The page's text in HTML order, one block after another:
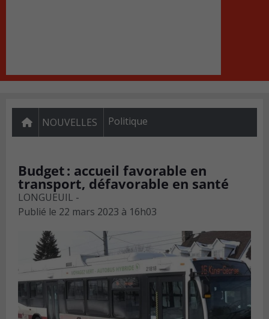
NOUVELLES Politique
Budget : accueil favorable en
transport, défavorable en santé
LONGUEUIL -
Publié le 22 mars 2023 à 16h03